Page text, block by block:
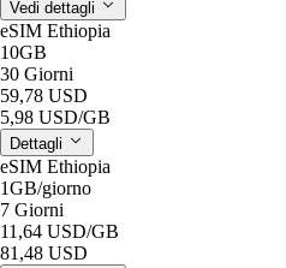
Vedi dettagli
eSIM Ethiopia
10GB
30 Giorni
59,78 USD
5,98 USD/GB
Dettagli
eSIM Ethiopia
1GB/giorno
7 Giorni
11,64 USD/GB
81,48 USD